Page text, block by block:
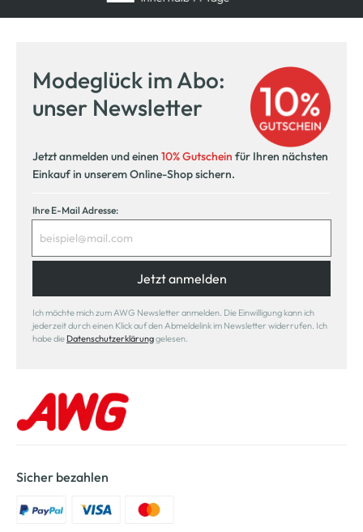
Modeglück im Abo:
unser Newsletter
Jetzt anmelden und einen 10% Gutschein für Ihren nächsten
Einkauf in unserem Online-Shop sichern.
Ihre E-Mail Adresse:
Jetzt anmelden
Ich möchte mich zum AWG Newsletter anmelden. Die Einwilligung kann ich
jederzeit durch einen Klick auf den Abmeldelink im Newsletter widerrufen. Ich
habe die Datenschutzerklärunggelesen.
Sicher bezahlen